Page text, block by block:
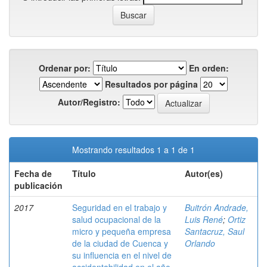
Ordenar por:
En orden:
Resultados por página
Autor/Registro:
Mostrando resultados 1 a 1 de 1
Fecha de
publicación
Título Autor(es)
2017
Seguridad en el trabajo y
salud ocupacional de la
micro y pequeña empresa
de la ciudad de Cuenca y
su influencia en el nivel de
Buitrón Andrade,
Luis René; Ortiz
Santacruz, Saul
Orlando